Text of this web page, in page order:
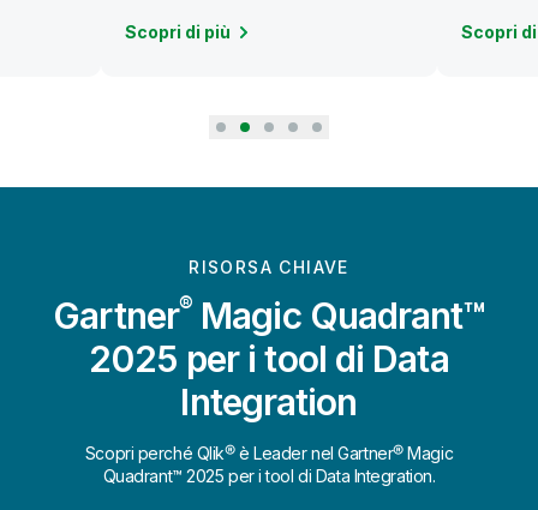
Scopri di più Scopri
RISORSA CHIAVE
Gartner® Magic Quadrant™
2025 per i tool di Data
Integration
Scopri perché Qlik® è Leader nel Gartner® Magic
Quadrant™ 2025 per i tool di Data Integration.